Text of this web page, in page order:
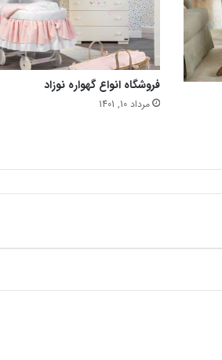
فروشگاه انواع گهواره نوزاد
مرداد 10, 1401